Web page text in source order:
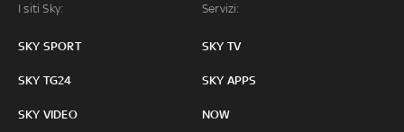
I siti Sky:
SKY SPORT
SKY TG24
SKY VIDEO
Servizi:
SKY TV
SKY APPS
NOW